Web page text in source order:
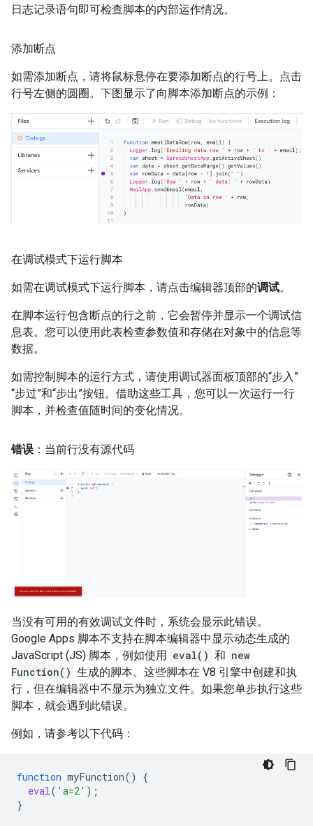
日志记录语句即可检查脚本的内部运作情况。
添加断点
如需添加断点，请将鼠标悬停在要添加断点的行号上。点击
行号左侧的圆圈。下图显示了向脚本添加断点的示例：
在调试模式下运行脚本
如需在调试模式下运行脚本，请点击编辑器顶部的调试。
在脚本运行包含断点的行之前，它会暂停并显示一个调试信
息表。您可以使用此表检查参数值和存储在对象中的信息等
数据。
如需控制脚本的运行方式，请使用调试器面板顶部的“步入”
“步过”和“步出”按钮。借助这些工具，您可以一次运行一行
脚本，并检查值随时间的变化情况。
错误 ：当前行没有源代码
当没有可用的有效调试文件时，系统会显示此错误。
Google Apps 脚本不支持在脚本编辑器中显示动态生成的
JavaScript (JS) 脚本，例如使用 eval() 和 new
Function() 生成的脚本。这些脚本在 V8 引擎中创建和执
行，但在编辑器中不显示为独立文件。如果您单步执行这些
脚本，就会遇到此错误。
例如，请参考以下代码：
function myFunction()
{
eval( 'a=2' );
}